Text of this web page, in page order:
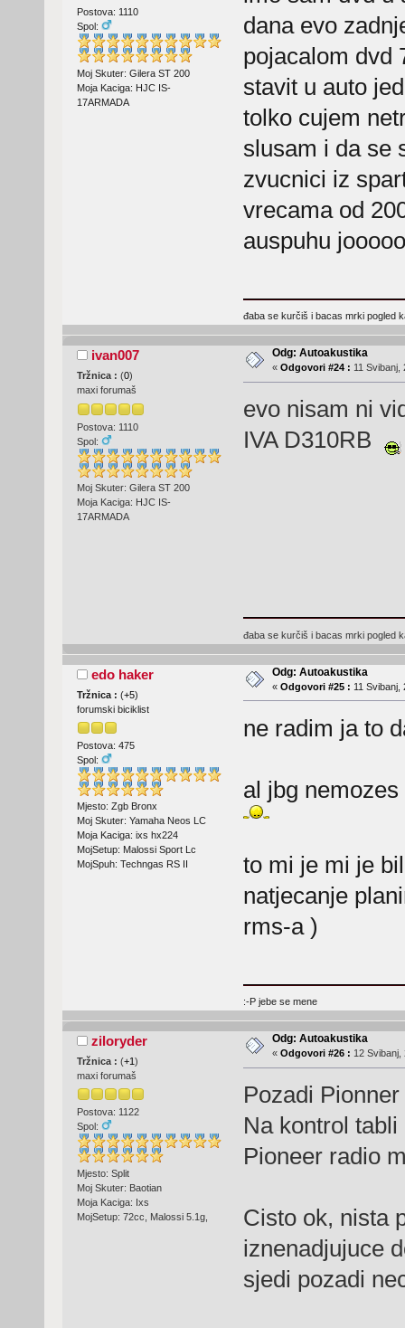
Postova: 1110
Spol:
Moj Skuter: Gilera ST 200
Moja Kaciga: HJC IS-
17ARMADA
dana evo
pojacalom dvd
stavit u auto
tolko cujem
slusam i da se
zvucnici iz
vrecama od
auspuhu
đaba se kurčiš i bacas mrki pogled
ivan007
Tržnica : (0)
maxi forumaš
Postova: 1110
Spol:
Moj Skuter: Gilera ST 200
Moja Kaciga: HJC IS-
17ARMADA
Odg: Autoakustika
« Odgovori #24 : 11 Svibanj,
evo nisam ni
IVA D310RB
đaba se kurčiš i bacas mrki pogled
edo haker
Tržnica : (+5)
forumski biciklist
Postova: 475
Spol:
Mjesto: Zgb Bronx
Moj Skuter: Yamaha Neos LC
Moja Kaciga: ixs hx224
MojSetup: Malossi Sport Lc
MojSpuh: Techngas RS II
Odg: Autoakustika
« Odgovori #25 : 11 Svibanj,
ne radim ja to
al jbg
to mi je mi je
natjecanje
rms-a )
:-P jebe se mene
ziloryder
Tržnica : (+1)
maxi forumaš
Postova: 1122
Spol:
Mjesto: Split
Moj Skuter: Baotian
Moja Kaciga: Ixs
MojSetup: 72cc, Malossi 5.1g,
Odg: Autoakustika
« Odgovori #26 : 12 Svibanj,
Pozadi
Na kontrol
Pioneer radio
Cisto ok, nista
iznenadjujuce
sjedi pozadi